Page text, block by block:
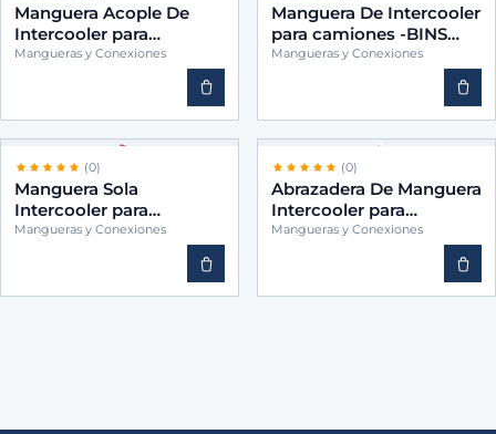
Manguera Acople De
Intercooler para
camiones -BINS
Mangueras y Conexiones
Manguera De Intercooler
para camiones -BINS
3845011382
Mangueras y Conexiones
(0)
Manguera Sola
Intercooler para
camiones -BINS
Mangueras y Conexiones
(0)
Abrazadera De Manguera
Intercooler para
camiones -BINS 1928397
Mangueras y Conexiones